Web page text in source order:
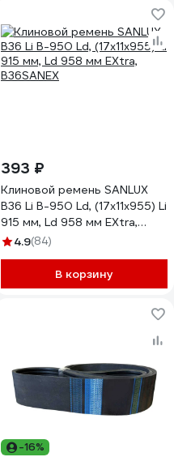
393 ₽
Клиновой ремень SANLUX
B36 Li B-950 Ld, (17x11x955) Li
915 мм, Ld 958 мм EXtra,
B36SANEX
4.9(84)
В корзину
-16%